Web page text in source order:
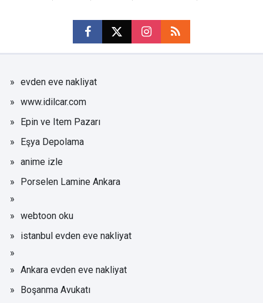
evden eve nakliyat
www.idilcar.com
Epin ve Item Pazarı
Eşya Depolama
anime izle
Porselen Lamine Ankara
webtoon oku
istanbul evden eve nakliyat
Ankara evden eve nakliyat
Boşanma Avukatı